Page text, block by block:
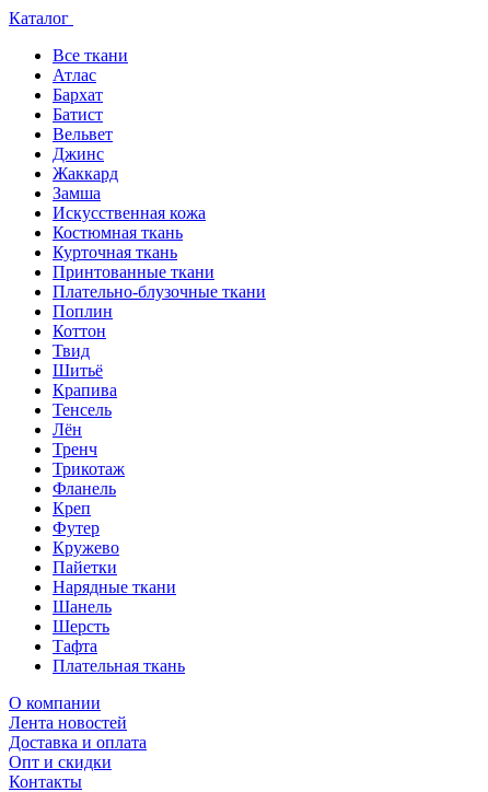
Каталог
Все ткани
Атлас
Бархат
Батист
Вельвет
Джинс
Жаккард
Замша
Искусственная кожа
Костюмная ткань
Курточная ткань
Принтованные ткани
Плательно-блузочные ткани
Поплин
Коттон
Твид
Шитьё
Крапива
Тенсель
Лён
Тренч
Трикотаж
Фланель
Креп
Футер
Кружево
Пайетки
Нарядные ткани
Шанель
Шерсть
Тафта
Плательная ткань
О компании
Лента новостей
Доставка и оплата
Опт и скидки
Контакты